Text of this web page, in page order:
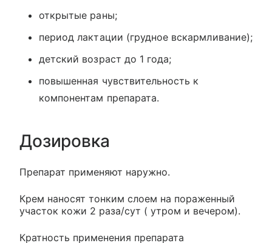
открытые раны;
период лактации (грудное вскармливание);
детский возраст до 1 года;
повышенная чувствительность к
компонентам препарата.
Дозировка
Препарат применяют наружно.
Крем наносят тонким слоем на пораженный
участок кожи 2 раза/сут ( утром и вечером).
Кратность применения препарата